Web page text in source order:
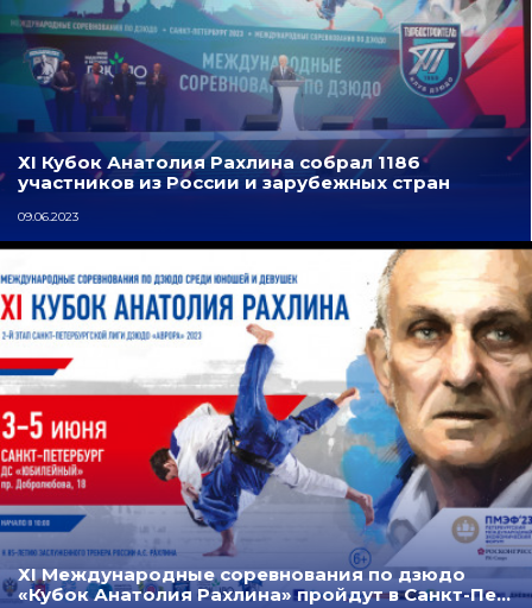
ХI Кубок Анатолия Рахлина собрал 1186
участников из России и зарубежных стран
09.06.2023
ХI Международные соревнования по дзюдо
«Кубок Анатолия Рахлина» пройдут в Санкт-Пе…